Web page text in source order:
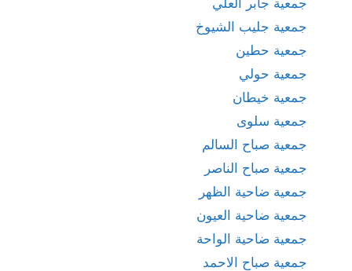
جمعية جابر العلي
جمعية جليب الشيوخ
جمعية حطين
جمعية حولي
جمعية خيطان
جمعية سلوى
جمعية صباح السالم
جمعية صباح الناصر
جمعية ضاحية الظهر
جمعية ضاحية العيون
جمعية ضاحية الواحة
جمعية صباح الاحمد